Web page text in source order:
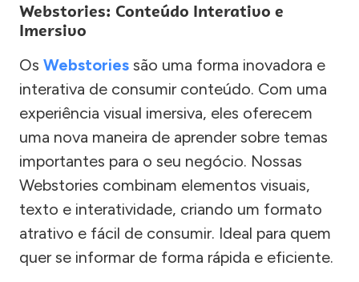
Webstories: Conteúdo Interativo e
Imersivo
Os Webstories são uma forma inovadora e
interativa de consumir conteúdo. Com uma
experiência visual imersiva, eles oferecem
uma nova maneira de aprender sobre temas
importantes para o seu negócio. Nossas
Webstories combinam elementos visuais,
texto e interatividade, criando um formato
atrativo e fácil de consumir. Ideal para quem
quer se informar de forma rápida e eficiente.